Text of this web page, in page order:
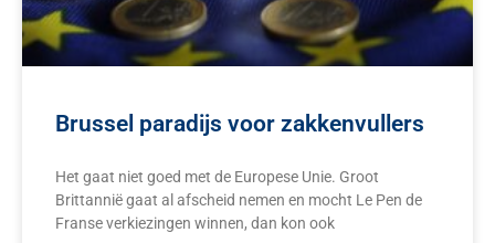
Brussel paradijs voor zakkenvullers
Het gaat niet goed met de Europese Unie. Groot
Brittannië gaat al afscheid nemen en mocht Le Pen de
Franse verkiezingen winnen, dan kon ook